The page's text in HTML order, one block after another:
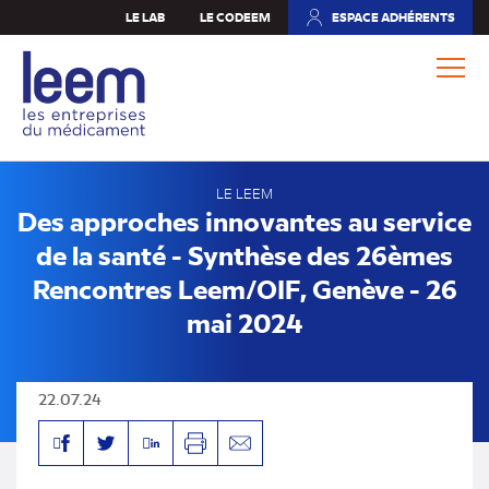
au
contenu
principal
LE LAB LE CODEEM ESPACE ADHÉRENTS
(NOUVEL
LE LEEM
Des approches innovantes au service
de la santé - Synthèse des 26èmes
Rencontres Leem/OIF, Genève - 26
mai 2024
22.07.24
FacebookTwitterLinkedinImprimerEnvoyer